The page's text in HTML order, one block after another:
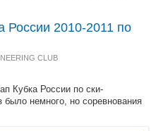
России 2010-2011 по
CLUB
Кубка России по ски-
было немного, но соревнования